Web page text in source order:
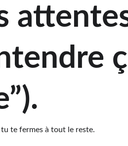
te fermes à tout le reste.